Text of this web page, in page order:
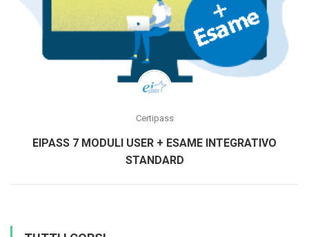
Certipass
EIPASS 7 MODULI USER + ESAME INTEGRATIVO
STANDARD